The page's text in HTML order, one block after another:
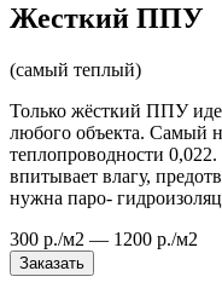
Жесткий ППУ
(самый теплый)
Только жёсткий ППУ
любого объекта. Самый
теплопроводности
впитывает влагу,
нужна паро-
300 р./м2 — 1200 р./м2
Заказать